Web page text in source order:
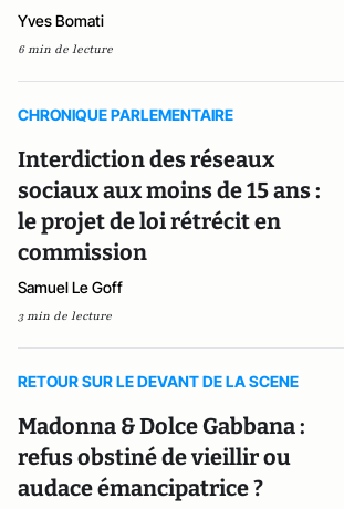
Yves Bomati
6 min de lecture
CHRONIQUE PARLEMENTAIRE
Interdiction des réseaux
sociaux aux moins de 15 ans :
le projet de loi rétrécit en
commission
Samuel Le Goff
3 min de lecture
RETOUR SUR LE DEVANT DE LA SCENE
Madonna & Dolce Gabbana :
refus obstiné de vieillir ou
audace émancipatrice ?